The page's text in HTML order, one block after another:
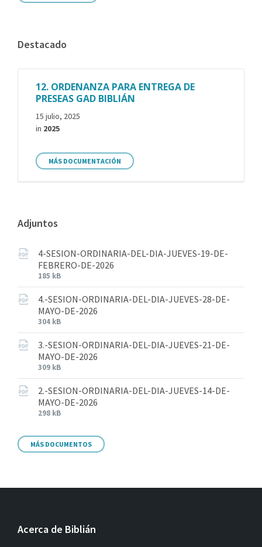
Destacado
12. ORDENANZA PARA ENTREGA DE
PRESEAS GAD BIBLIÁN
15 julio, 2025
in 2025
MÁS DOCUMENTACIÓN
Adjuntos
4-SESION-ORDINARIA-DEL-DIA-JUEVES-19-DE-
FEBRERO-DE-2026
185 kB
4.-SESION-ORDINARIA-DEL-DIA-JUEVES-28-DE-
MAYO-DE-2026
304 kB
3.-SESION-ORDINARIA-DEL-DIA-JUEVES-21-DE-
MAYO-DE-2026
309 kB
2.-SESION-ORDINARIA-DEL-DIA-JUEVES-14-DE-
MAYO-DE-2026
298 kB
MÁS DOCUMENTOS
Acerca de Biblián